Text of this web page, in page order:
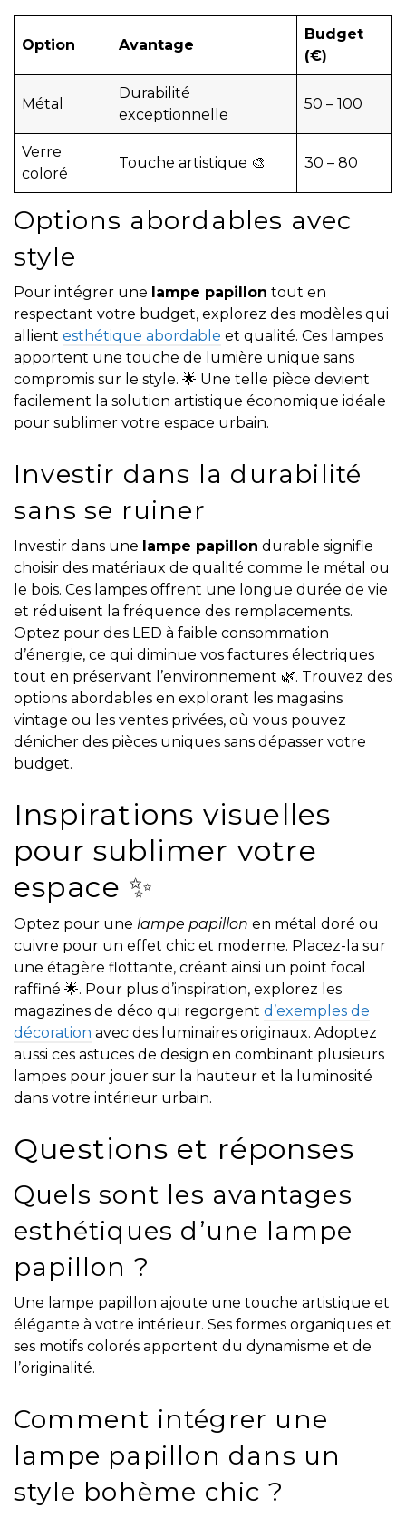
Option Avantage
Budget
(€)
Métal
Durabilité
exceptionnelle
50 – 100
Verre
coloré
Touche artistique 🎨 30 – 80
Options abordables avec
style
Pour intégrer une lampe papillon tout en
respectant votre budget, explorez des modèles qui
allient esthétique abordable et qualité. Ces lampes
apportent une touche de lumière unique sans
compromis sur le style. 🌟 Une telle pièce devient
facilement la solution artistique économique idéale
pour sublimer votre espace urbain.
Investir dans la durabilité
sans se ruiner
Investir dans une lampe papillon durable signifie
choisir des matériaux de qualité comme le métal ou
le bois. Ces lampes offrent une longue durée de vie
et réduisent la fréquence des remplacements.
Optez pour des LED à faible consommation
d’énergie, ce qui diminue vos factures électriques
tout en préservant l’environnement 🌿. Trouvez des
options abordables en explorant les magasins
vintage ou les ventes privées, où vous pouvez
dénicher des pièces uniques sans dépasser votre
budget.
Inspirations visuelles
pour sublimer votre
espace ✨
Optez pour une lampe papillon en métal doré ou
cuivre pour un effet chic et moderne. Placez-la sur
une étagère flottante, créant ainsi un point focal
raffiné 🌟. Pour plus d’inspiration, explorez les
magazines de déco qui regorgent d’exemples de
décoration avec des luminaires originaux. Adoptez
aussi ces astuces de design en combinant plusieurs
lampes pour jouer sur la hauteur et la luminosité
dans votre intérieur urbain.
Questions et réponses
Quels sont les avantages
esthétiques d’une lampe
papillon ?
Une lampe papillon ajoute une touche artistique et
élégante à votre intérieur. Ses formes organiques et
ses motifs colorés apportent du dynamisme et de
l’originalité.
Comment intégrer une
lampe papillon dans un
style bohème chic ?